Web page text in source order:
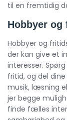
til en fremtidig
Hobbyer
Hobbyer og
der kan give et
interesser.
fritid, og del
musik, læsning
jer begge
finde fælles